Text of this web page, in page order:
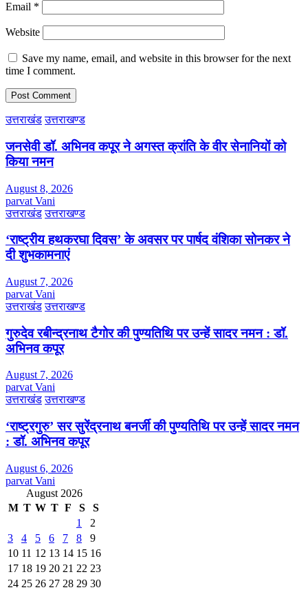
Email *
Website
Save my name, email, and website in this browser for the next
time I comment.
उत्तराखंड उत्तराखण्ड
जनसेवी डॉ. अभिनव कपूर ने अगस्त क्रांति के वीर सेनानियों को
किया नमन
August 8, 2026
parvat Vani
उत्तराखंड उत्तराखण्ड
‘राष्ट्रीय हथकरघा दिवस’ के अवसर पर पार्षद वंशिका सोनकर ने
दी शुभकामनाएं
August 7, 2026
parvat Vani
उत्तराखंड उत्तराखण्ड
गुरुदेव रबीन्द्रनाथ टैगोर की पुण्यतिथि पर उन्हें सादर नमन : डॉ.
अभिनव कपूर
August 7, 2026
parvat Vani
उत्तराखंड उत्तराखण्ड
‘राष्ट्रगुरु’ सर सुरेंद्रनाथ बनर्जी की पुण्यतिथि पर उन्हें सादर नमन
: डॉ. अभिनव कपूर
August 6, 2026
parvat Vani
August 2026
M T W T F S
S
1
2
3
4 5 6 7 8
9
10 11 12 13 14 15 16
17 18 19 20 21 22 23
24 25 26 27 28 29 30